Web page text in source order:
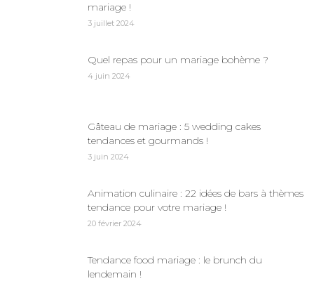
mariage !
3 juillet 2024
Quel repas pour un mariage bohème ?
4 juin 2024
Gâteau de mariage : 5 wedding cakes
tendances et gourmands !
3 juin 2024
Animation culinaire : 22 idées de bars à thèmes
tendance pour votre mariage !
20 février 2024
Tendance food mariage : le brunch du
lendemain !